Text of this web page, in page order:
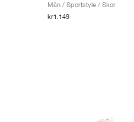
Män / Sportstyle / Skor
kr1.149